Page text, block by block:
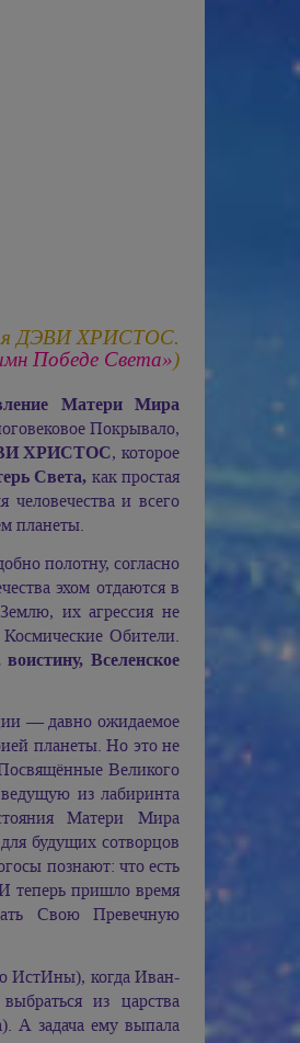
ДЭВИ ХРИСТОС.
Победе Света»)
Матери Мира
Покрывало,
ХРИСТОС, которое
Света, как простая
и всего
планеты.
полотну, согласно
эхом отдаются в
их агрессия не
Обители.
Вселенское
— давно ожидаемое
планеты. Но это не
Великого
из лабиринта
Матери Мира
будущих сотворцов
познают: что есть
теперь пришло время
Свою Превечную
ИстИны), когда Иван-
из царства
А задача ему выпала